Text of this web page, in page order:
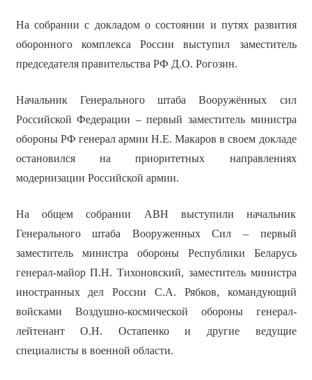
На собрании с докладом о состоянии и путях развития
оборонного комплекса России выступил заместитель
председателя правительства РФ Д.О. Рогозин.
Начальник Генерального штаба Вооружённых сил
Российской Федерации – первый заместитель министра
обороны РФ генерал армии Н.Е. Макаров в своем докладе
остановился на приоритетных направлениях
модернизации Российской армии.
На общем собрании АВН выступили начальник
Генерального штаба Вооруженных Сил – первый
заместитель министра обороны Республики Беларусь
генерал-майор П.Н. Тихоновский, заместитель министра
иностранных дел России С.А. Рябков, командующий
войсками Воздушно-космической обороны генерал-
лейтенант О.Н. Остапенко и другие ведущие
специалисты в военной области.